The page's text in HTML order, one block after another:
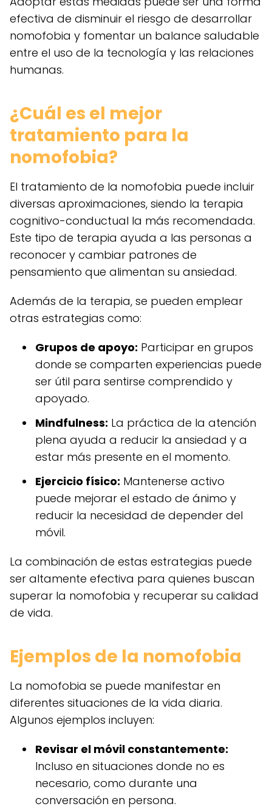
efectiva de disminuir el riesgo de desarrollar
nomofobia y fomentar un balance saludable
entre el uso de la tecnología y las relaciones
humanas.
¿Cuál es el mejor
tratamiento para la
nomofobia?
El tratamiento de la nomofobia puede incluir
diversas aproximaciones, siendo la terapia
cognitivo-conductual la más recomendada.
Este tipo de terapia ayuda a las personas a
reconocer y cambiar patrones de
pensamiento que alimentan su ansiedad.
Además de la terapia, se pueden emplear
otras estrategias como:
Grupos de apoyo: Participar en grupos
donde se comparten experiencias puede
ser útil para sentirse comprendido y
apoyado.
Mindfulness: La práctica de la atención
plena ayuda a reducir la ansiedad y a
estar más presente en el momento.
Ejercicio físico: Mantenerse activo
puede mejorar el estado de ánimo y
reducir la necesidad de depender del
móvil.
La combinación de estas estrategias puede
ser altamente efectiva para quienes buscan
superar la nomofobia y recuperar su calidad
de vida.
Ejemplos de la nomofobia
La nomofobia se puede manifestar en
diferentes situaciones de la vida diaria.
Algunos ejemplos incluyen:
Revisar el móvil constantemente:
Incluso en situaciones donde no es
necesario, como durante una
conversación en persona.